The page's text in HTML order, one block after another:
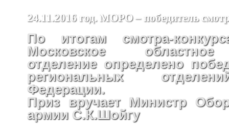
24.11.2016 год. МОРО – победитель
По итогам смотра-
Московское областное
отделение определено
региональных
Федерации.
Приз вручает Министр
армии С.К.Шойгу